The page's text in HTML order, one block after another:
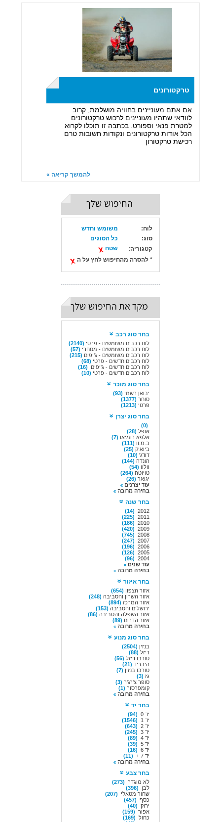
החיפוש שלך
לוח:
משומש וחדש
סוג:
כל הסוגים
קטגוריה:
שטח
* להסרה מהחיפוש לחץ על ה
מקד את החיפוש שלך
בחר סוג רכב
לוח רכבים משומשים - פרטי (2140)
לוח רכבים משומשים - מסחרי (57)
לוח רכבים משומשים - ג'יפים (215)
לוח רכבים חדשים - פרטי (68)
לוח רכבים חדשים - ג'יפים
(16)
לוח רכבים חדשים - פרטי (10)
בחר סוג מוכר
יבואן רשמי (93)
סוחר (1377)
פרטי (1213)
בחר סוג יצרן
(0)
אופל (28)
אלפא רומיאו (7)
ב.מ.וו (111)
ביואיק (25)
דודג' (10)
הונדה (144)
וולוו (54)
טויוטה (264)
יגואר (26)
עוד יצרנים
בחירה מרובה
בחר שנה
2012
(14)
2011
(225)
2010
(186)
2009
(420)
2008
(745)
2007
(247)
2006
(196)
2005
(126)
2004
(96)
עוד שנים
בחירה מרובה
בחר איזור
אזור הצפון (654)
אזור השרון והסביבה (248)
אזור המרכז (894)
ירושלים והסביבה (153)
אזור השפלה והסביבה (86)
אזור הדרום (89)
בחירה מרובה
בחר סוג מנוע
בנזין (2504)
דיזל (88)
טורבו דיזל (56)
היבריד (21)
טורבו בנזין (7)
גז (3)
סופר צ'רג'ר (3)
קומפרסור (1)
בחירה מרובה
בחר יד
יד 0
(94)
יד 1
(1546)
יד 2
(643)
יד 3
(245)
יד 4
(89)
יד 5
(39)
יד 6
(16)
יד 7 +
(11)
בחירה מרובה
בחר צבע
לא מוגדר (273)
לבן (396)
שחור מטאלי (207)
כסף (457)
ירוק (40)
אפור (159)
כחול (169)
טרקטורונים
אם אתם מעוניינים בחוויה מושלמת, קרוב
לוודאי שתהיו מעוניינים לרכוש טרקטורונים
למטרת פנאי וספורט. בכתבה זו תוכלו לקרוא
הכל אודות טרקטורונים ונקודות חשובות טרם
רכישת טרקטורון
להמשך קריאה »